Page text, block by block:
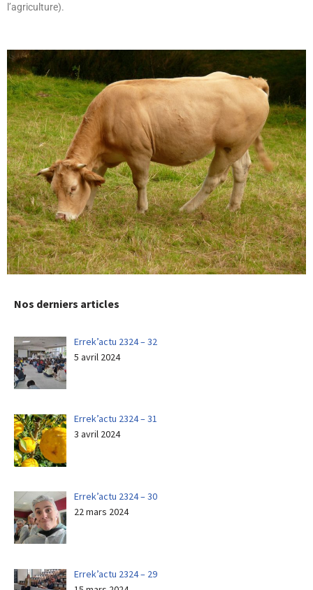
l’agriculture).
Nos derniers articles
Errek’actu 2324 – 32
5 avril 2024
Errek’actu 2324 – 31
3 avril 2024
Errek’actu 2324 – 30
22 mars 2024
Errek’actu 2324 – 29